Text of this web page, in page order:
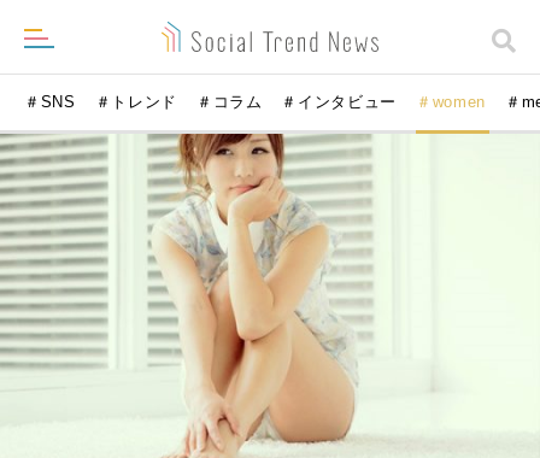
＃SNS ＃トレンド ＃コラム ＃インタビュー ＃women ＃